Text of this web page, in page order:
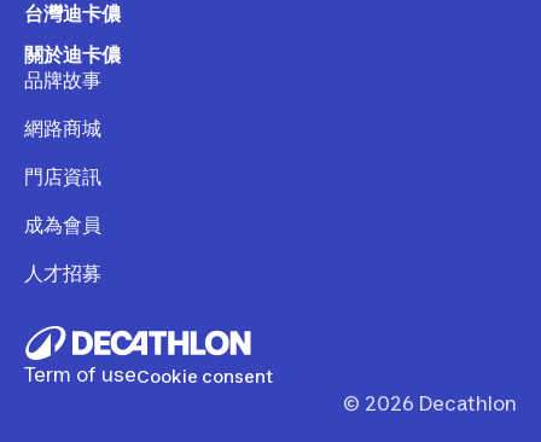
台灣迪卡儂
關於迪卡儂
品牌故事
網路商城
門店資訊
成為會員
人才招募
Term of useCookie consent
© 2026 Decathlon